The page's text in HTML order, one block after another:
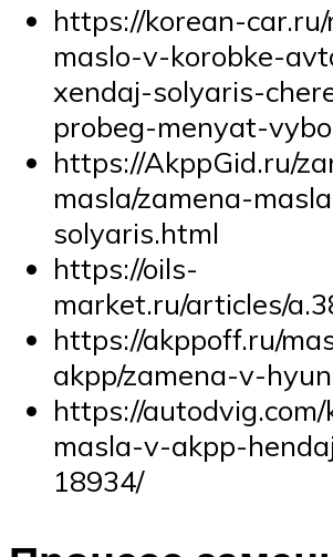
https://korean-
maslo-v-korobke-
xendaj-solyaris-
probeg-menyat-
https://AkppGid.ru/
masla/zamena-
solyaris.html
https://oils-
market.ru/articles/
https://akppoff.ru/
akpp/zamena-v-
https://
masla-v-akpp-
18934/